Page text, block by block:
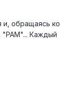
и, обращаясь ко
"РАМ"... Каждый